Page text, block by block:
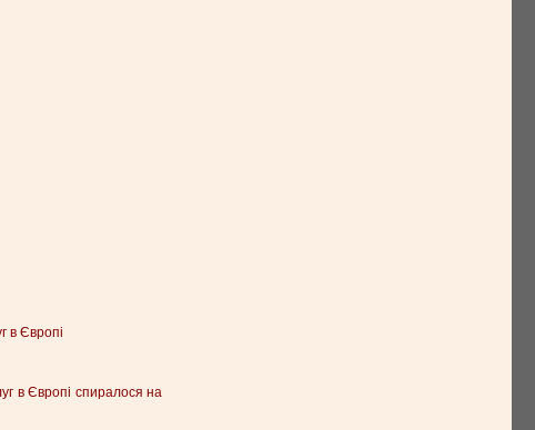
в Європі
в Європі спиралося на